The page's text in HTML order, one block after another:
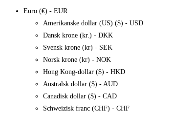
Euro (€) - EUR
Amerikanske dollar (US) ($) - USD
Dansk krone (kr.) - DKK
Svensk krone (kr) - SEK
Norsk krone (kr) - NOK
Hong Kong-dollar ($) - HKD
Australsk dollar ($) - AUD
Canadisk dollar ($) - CAD
Schweizisk franc (CHF) - CHF